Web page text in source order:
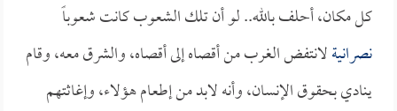
كل مكان، أحلف بالله.. لو أن تلك الشعوب كانت شعوباً
نصرانيةلانتفض الغرب من أقصاه إلى أقصاه، والشرق معه، وقام
ينادي بحقوق الإنسان، وأنه لابد من إطعام هؤلاء، وإغاثتهم